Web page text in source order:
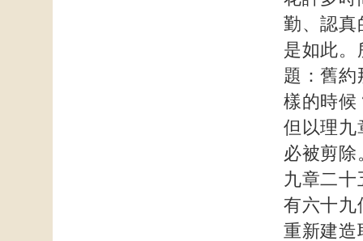
勤、認真
是如此。
題：舊約
樣的時候
但以理九
必被剪除
九章二
有六十九
重新建造